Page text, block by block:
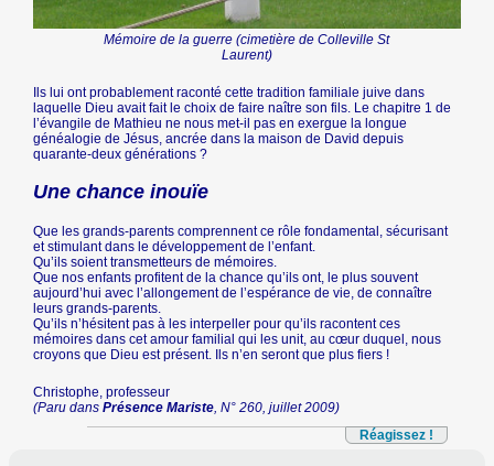
Mémoire de la guerre (cimetière de Colleville St
Laurent)
Ils lui ont probablement raconté cette tradition familiale juive dans
laquelle Dieu avait fait le choix de faire naître son fils. Le chapitre 1 de
l’évangile de Mathieu ne nous met-il pas en exergue la longue
généalogie de Jésus, ancrée dans la maison de David depuis
quarante-deux générations ?
Une chance inouïe
Que les grands-parents comprennent ce rôle fondamental, sécurisant
et stimulant dans le développement de l’enfant.
Qu’ils soient transmetteurs de mémoires.
Que nos enfants profitent de la chance qu’ils ont, le plus souvent
aujourd’hui avec l’allongement de l’espérance de vie, de connaître
leurs grands-parents.
Qu’ils n’hésitent pas à les interpeller pour qu’ils racontent ces
mémoires dans cet amour familial qui les unit, au cœur duquel, nous
croyons que Dieu est présent. Ils n’en seront que plus fiers !
Christophe, professeur
(Paru dansPrésence Mariste, N° 260, juillet 2009)
Réagissez !